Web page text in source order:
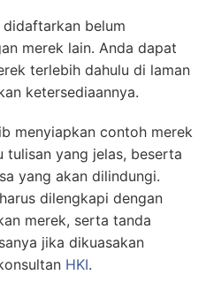
belum
merek lain. Anda dapat
terlebih dahulu di laman
ketersediaannya.
menyiapkan contoh merek
yang jelas, beserta
yang akan dilindungi.
dilengkapi dengan
merek, serta tanda
jika dikuasakan
HKI.